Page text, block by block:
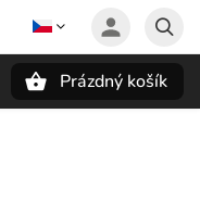
Prázdný košík